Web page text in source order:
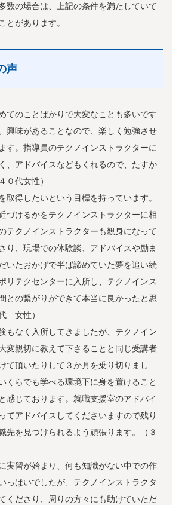
数の場合は、上記の条件を満たしていて
とがあります。
声
てのことばかりで大変なことも多いです
興味があることなので、楽しく勉強させ
す。指導員のテクノインストラクターに
、アドバイスなどもくれるので、たすか
０代女性）
取得したいという目標を持っています。
づけるかをテクノインストラクターに相
テクノインストラクターも親身になって
り、現場での体験談、アドバイスや励ま
いたおかげで半ば諦めていた夢を追い続
リテクセンターに入所し、テクノインス
との繋がりができて本当に良かったと思
女性）
もなく入所してきましたが、テクノイン
変親切に教えて下さることと同じ受講者
て頂いたりして３か月を乗り切りまし
くらでも学べる環境下に身を置けること
感じております。就職支援室のアドバイ
てアドバイスしてくださいますので残り
先を見つけられるよう頑張ります。（３
実習が始まり、何も知識がない中での作
っぱいでしたが、テクノインストラクタ
くださり、周りの方々にも助けていただ